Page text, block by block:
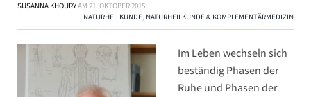
SUSANNA KHOURYAM 21. OKTOBER 2015
NATURHEILKUNDE, NATURHEILKUNDE & KOMPLEMENTÄRMEDIZIN
Im Leben wechseln sich
beständig Phasen der
Ruhe und Phasen der